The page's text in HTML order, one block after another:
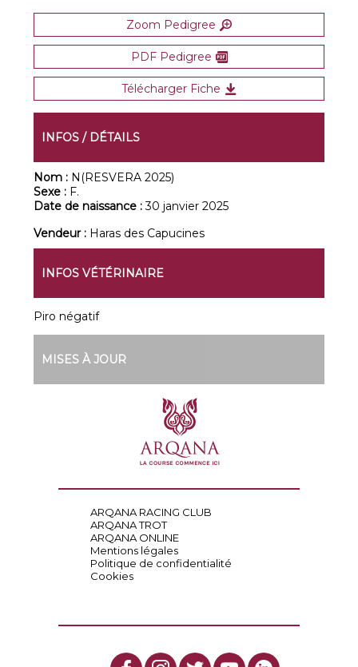
Zoom Pedigree
PDF Pedigree
Télécharger Fiche
INFOS / DÉTAILS
Nom : N(RESVERA 2025)
Sexe : F.
Date de naissance :30 janvier 2025
Vendeur : Haras des Capucines
INFOS VÉTÉRINAIRE
Piro négatif
MISES À JOUR
ARQANA RACING CLUB
ARQANA TROT
ARQANA ONLINE
Mentions légales
Politique de confidentialité
Cookies